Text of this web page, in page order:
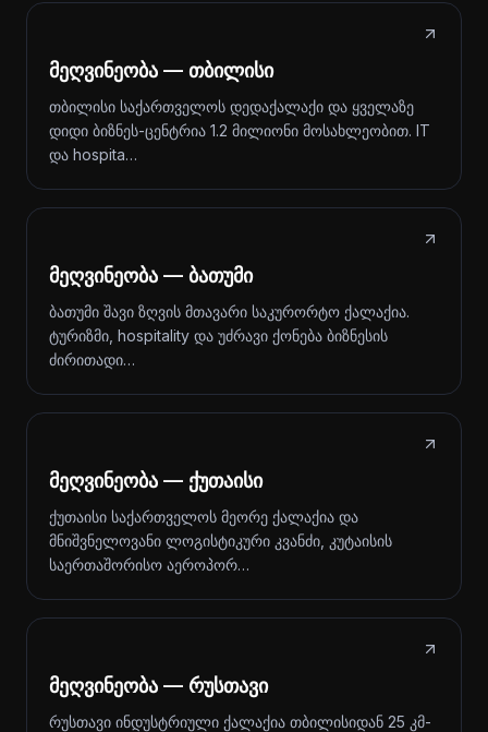
მეღვინეობა — თბილისი
თბილისი საქართველოს დედაქალაქი და ყველაზე
დიდი ბიზნეს-ცენტრია 1.2 მილიონი მოსახლეობით. IT
და hospita…
მეღვინეობა — ბათუმი
ბათუმი შავი ზღვის მთავარი საკურორტო ქალაქია.
ტურიზმი, hospitality და უძრავი ქონება ბიზნესის
ძირითადი…
მეღვინეობა — ქუთაისი
ქუთაისი საქართველოს მეორე ქალაქია და
მნიშვნელოვანი ლოგისტიკური კვანძი, კუტაისის
საერთაშორისო აეროპორ…
მეღვინეობა — რუსთავი
რუსთავი ინდუსტრიული ქალაქია თბილისიდან 25 კმ-